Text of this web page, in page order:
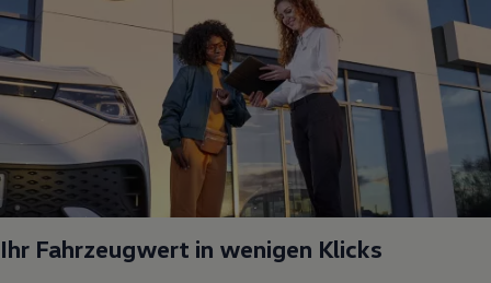
Ihr Fahrzeugwert in wenigen Klicks